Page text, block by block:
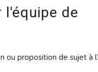
l'équipe de
ou proposition de sujet à